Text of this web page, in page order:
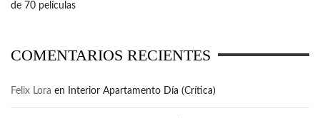
de 70 películas
COMENTARIOS RECIENTES
Felix Lora en Interior Apartamento Día (Crítica)